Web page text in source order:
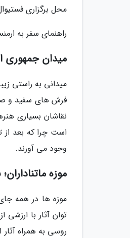
محل برگزاری
راهنمای سفر به
میدان جمهوری
میدانی به راستی
فرش های سفید و
نقاشان بسیاری
است چرا که بعد از
وجود می آورند.
موزه
موزه ها در همه
روسی به همراه آثار